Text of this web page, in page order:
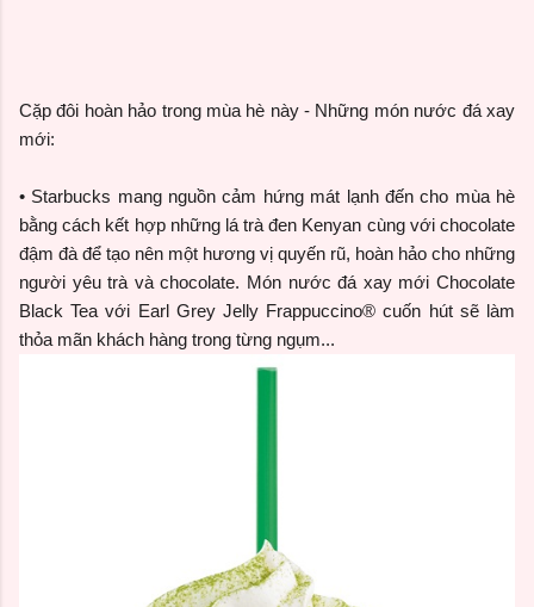
Cặp đôi hoàn hảo trong mùa hè này - Những món nước đá xay
mới:
• Starbucks mang nguồn cảm hứng mát lạnh đến cho mùa hè
bằng cách kết hợp những lá trà đen Kenyan cùng với chocolate
đậm đà để tạo nên một hương vị quyến rũ, hoàn hảo cho những
người yêu trà và chocolate. Món nước đá xay mới Chocolate
Black Tea với Earl Grey Jelly Frappuccino® cuốn hút sẽ làm
thỏa mãn khách hàng trong từng ngụm...